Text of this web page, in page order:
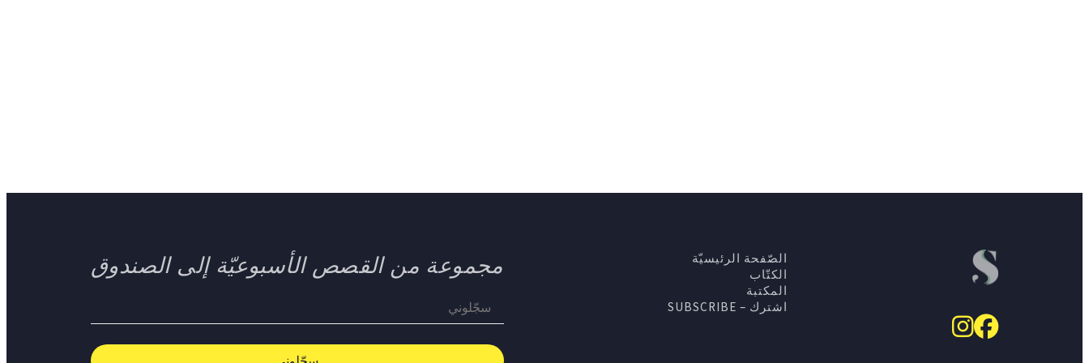
الصّفحة الرئيسيّة
الكتّاب
المكتبة
اشترك – SUBSCRIBE
مجموعة من القصص الأسبوعيّة إلى الصندوق